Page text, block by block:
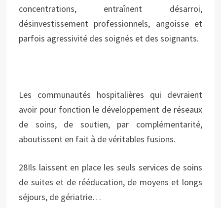
concentrations, entraînent désarroi,
désinvestissement professionnels, angoisse et
parfois agressivité des soignés et des soignants.
Les communautés hospitalières qui devraient
avoir pour fonction le développement de réseaux
de soins, de soutien, par complémentarité,
aboutissent en fait à de véritables fusions.
28Ils laissent en place les seuls services de soins
de suites et de rééducation, de moyens et longs
séjours, de gériatrie…